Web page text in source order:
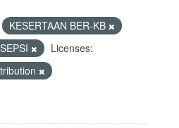
KESERTAAN BER-KB
Licenses: